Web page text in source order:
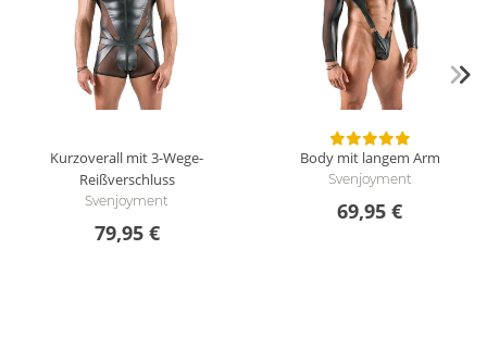
Kurzoverall mit 3-Wege-
Reißverschluss
Svenjoyment
79,95 €
Body mit langem Arm
Svenjoyment
69,95 €